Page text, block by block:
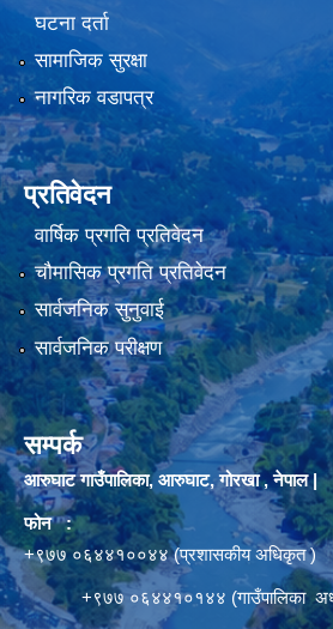
घटना दर्ता
सामाजिक सुरक्षा
नागरिक वडापत्र
प्रतिवेदन
वार्षिक प्रगति प्रतिवेदन
चौमासिक प्रगति प्रतिवेदन
सार्वजनिक सुनुवाई
सार्वजनिक परीक्षण
सम्पर्क
आरुघाट गाउँपालिका, आरुघाट, गोरखा , नेपाल |
फोन :
+९७७ ०६४४१००४४ (प्रशासकीय अधिकृत )
+९७७ ०६४४१०१४४ (गाउँपालिका